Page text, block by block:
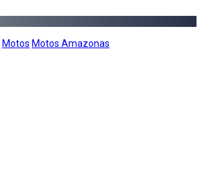
Motos Motos Amazonas